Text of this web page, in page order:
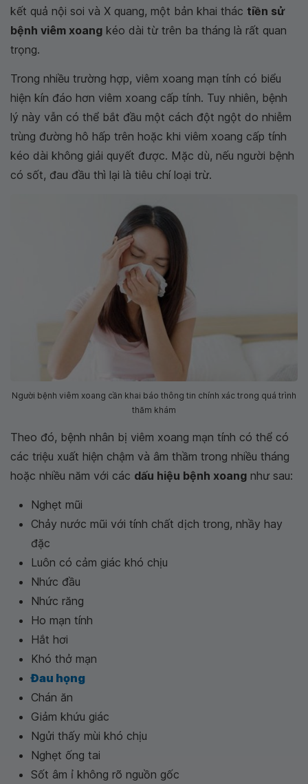
kết quả nội soi và X quang, một bản khai thác tiền sử
bệnh viêm xoang kéo dài từ trên ba tháng là rất quan
trọng.
Trong nhiều trường hợp, viêm xoang mạn tính có biểu
hiện kín đáo hơn viêm xoang cấp tính. Tuy nhiên, bệnh
lý này vẫn có thể bắt đầu một cách đột ngột do nhiễm
trùng đường hô hấp trên hoặc khi viêm xoang cấp tính
kéo dài không giải quyết được. Mặc dù, nếu người bệnh
có sốt, đau đầu thì lại là tiêu chí loại trừ.
Người bệnh viêm xoang cần khai báo thông tin chính xác trong quá trình
thăm khám
Theo đó, bệnh nhân bị viêm xoang mạn tính có thể có
các triệu xuất hiện chậm và âm thầm trong nhiều tháng
hoặc nhiều năm với các dấu hiệu bệnh xoang như sau:
Nghẹt mũi
Chảy nước mũi với tính chất dịch trong, nhầy hay
đặc
Luôn có cảm giác khó chịu
Nhức đầu
Nhức răng
Ho mạn tính
Hắt hơi
Khó thở mạn
Đau họng
Chán ăn
Giảm khứu giác
Ngửi thấy mùi khó chịu
Nghẹt ống tai
Sốt âm ỉ không rõ nguồn gốc